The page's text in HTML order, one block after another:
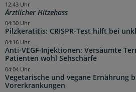
Ärztlicher Hitzehass
12:43 Uhr
Pilzkeratitis: CRISPR-Test hilft bei
04:30 Uhr
Anti-VEGF-Injektionen: Versäumte
Patienten wohl Sehschärfe
04:16 Uhr
Vegetarische und vegane Ernährung
Vorerkrankungen
04:04 Uhr